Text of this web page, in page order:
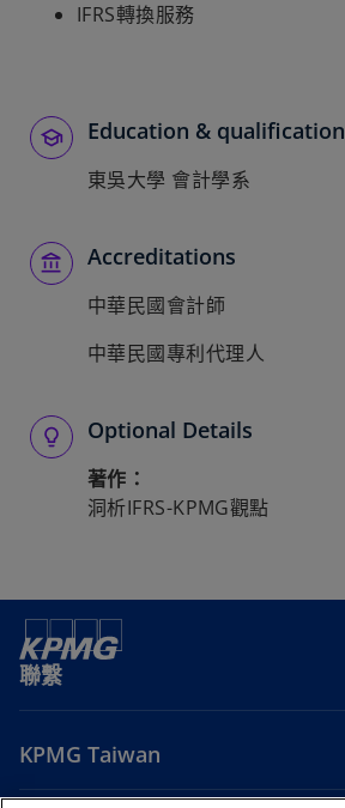
IFRS轉換服務
Education & qualification
東吳大學 會計學系
Accreditations
中華民國會計師
中華民國專利代理人
Optional Details
著作：
洞析IFRS-KPMG觀點
聯繫
KPMG Taiwan